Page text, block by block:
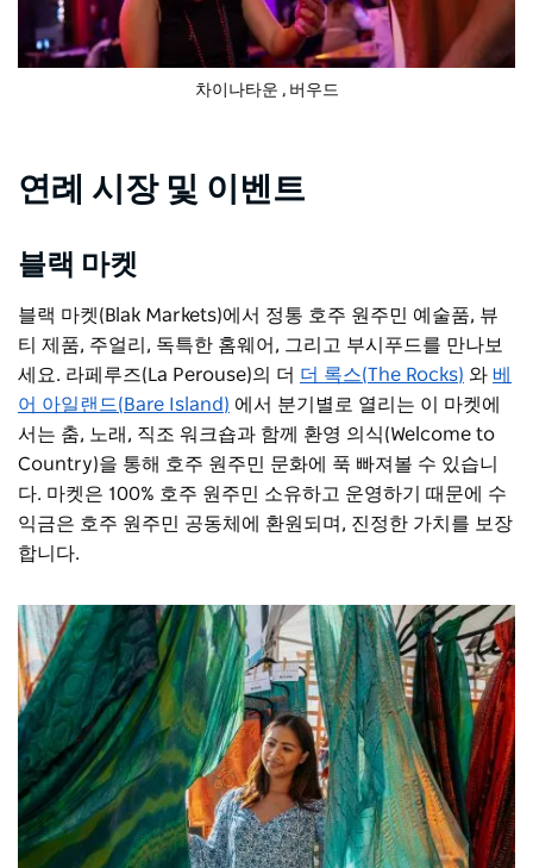
차이나타운 , 버우드
연례 시장 및 이벤트
블랙 마켓
블랙 마켓(Blak Markets)에서 정통 호주 원주민 예술품, 뷰
티 제품, 주얼리, 독특한 홈웨어, 그리고 부시푸드를 만나보
세요. 라페루즈(La Perouse)의 더 더 록스(The Rocks) 와 베
어 아일랜드(Bare Island) 에서 분기별로 열리는 이 마켓에
서는 춤, 노래, 직조 워크숍과 함께 환영 의식(Welcome to
Country)을 통해 호주 원주민 문화에 푹 빠져볼 수 있습니
다. 마켓은 100% 호주 원주민 소유하고 운영하기 때문에 수
익금은 호주 원주민 공동체에 환원되며, 진정한 가치를 보장
합니다.